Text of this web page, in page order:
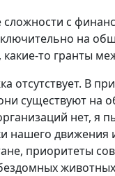
с
на
какие-то гранты
отсутствует. В
существуют на
нет, я
нашего
приоритеты